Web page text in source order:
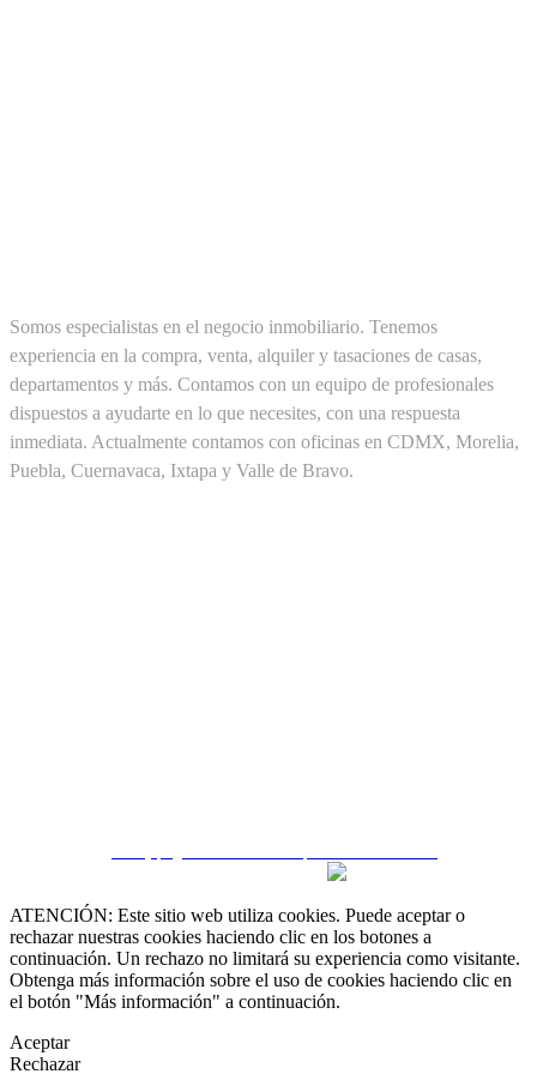
Somos especialistas en el negocio inmobiliario. Tenemos
experiencia en la compra, venta, alquiler y tasaciones de casas,
departamentos y más. Contamos con un equipo de profesionales
dispuestos a ayudarte en lo que necesites, con una respuesta
inmediata. Actualmente contamos con oficinas en CDMX, Morelia,
Puebla, Cuernavaca, Ixtapa y Valle de Bravo.
ATENCIÓN: Este sitio web utiliza cookies. Puede aceptar o
rechazar nuestras cookies haciendo clic en los botones a
continuación. Un rechazo no limitará su experiencia como visitante.
Obtenga más información sobre el uso de cookies haciendo clic en
el botón "Más información" a continuación.
Aceptar
Rechazar